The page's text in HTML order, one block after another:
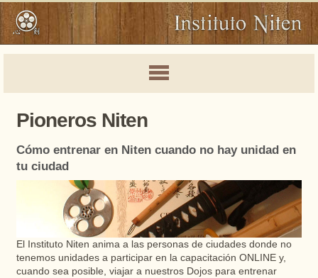
Pioneros Niten
Cómo entrenar en Niten cuando no hay unidad en
tu ciudad
El Instituto Niten anima a las personas de ciudades donde no
tenemos unidades a participar en la capacitación ONLINE y,
cuando sea posible, viajar a nuestros Dojos para entrenar